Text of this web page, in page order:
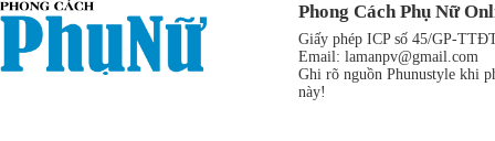
Phong Cách Phụ Nữ
Giấy phép ICP số 45/GP-
Email: lamanpv@gmail.com
Ghi rõ nguồn Phunustyle khi
này!